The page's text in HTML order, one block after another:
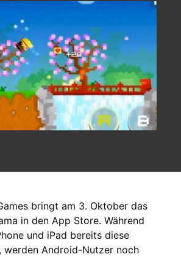
bringt am 3. Oktober das
in den App Store. Während
und iPad bereits diese
werden Android-Nutzer noch